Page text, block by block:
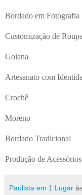
Bordado em Fotografia
Customização de
Goiana
Artesanato com
Crochê
Moreno
Bordado Tradicional
Produção de
Paulista em 1 Lugar